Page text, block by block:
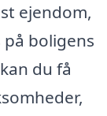
ejendom,
boligens
du få